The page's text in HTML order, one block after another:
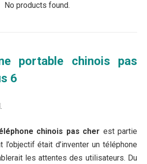
No products found.
portable chinois pas
6
chinois pas cher est partie
l’objectif était d’inventer un téléphone
les attentes des utilisateurs. Du